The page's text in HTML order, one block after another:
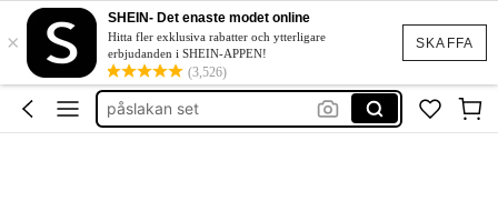
SKAFFA
×
SHEIN- Det enaste modet online
Hitta fler exklusiva rabatter och ytterligare
erbjudanden i SHEIN-APPEN!
(3,526)
bed sheets set
säng kläder
sängkläder
påslakan set